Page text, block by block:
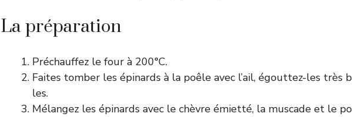
La préparation
Préchauffez le four à 200°C.
Faites tomber les épinards à la poêle avec l’ail, égouttez-les très
les.
Mélangez les épinards avec le chèvre émietté, la muscade et le